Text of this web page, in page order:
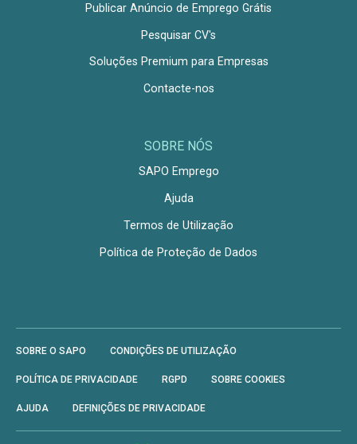
Publicar Anúncio de Emprego Grátis
Pesquisar CV's
Soluções Premium para Empresas
Contacte-nos
SOBRE NÓS
SAPO Emprego
Ajuda
Termos de Utilização
Política de Proteção de Dados
SOBRE O SAPO CONDIÇÕES DE UTILIZAÇÃO
POLÍTICA DE PRIVACIDADE RGPD SOBRE COOKIES
AJUDA DEFINIÇÕES DE PRIVACIDADE